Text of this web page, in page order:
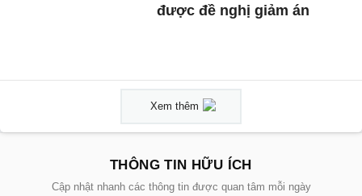
được đề nghị giảm án
Xem thêm
THÔNG TIN HỮU ÍCH
Cập nhật nhanh các thông tin được quan tâm mỗi ngày